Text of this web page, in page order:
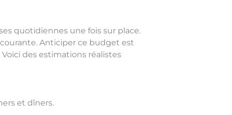
quotidiennes une fois sur place.
Anticiper ce budget est
des estimations réalistes
et dîners.